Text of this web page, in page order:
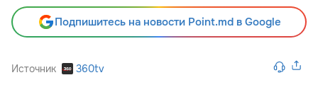
Подпишитесь на новости Point.md в Google
Источник 360tv